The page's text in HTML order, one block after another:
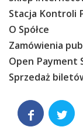
Stacja Kontroli
O Spółce
Zamówienia
Open Payment
Sprzedaż
 